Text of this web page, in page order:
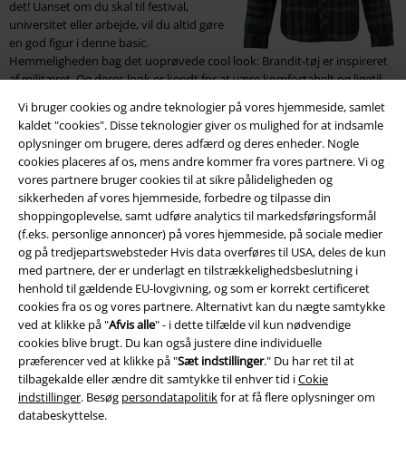
Vi bruger cookies og andre teknologier på vores hjemmeside, samlet
kaldet "cookies". Disse teknologier giver os mulighed for at indsamle
oplysninger om brugere, deres adfærd og deres enheder. Nogle
cookies placeres af os, mens andre kommer fra vores partnere. Vi og
vores partnere bruger cookies til at sikre pålideligheden og
sikkerheden af ​​vores hjemmeside, forbedre og tilpasse din
shoppingoplevelse, samt udføre analytics til markedsføringsformål
(f.eks. personlige annoncer) på vores hjemmeside, på sociale medier
og på tredjepartswebsteder Hvis data overføres til USA, deles de kun
med partnere, der er underlagt en tilstrækkelighedsbeslutning i
henhold til gældende EU-lovgivning, og som er korrekt certificeret
cookies fra os og vores partnere. Alternativt kan du nægte samtykke
ved at klikke på "Afvis alle" - i dette tilfælde vil kun nødvendige
cookies blive brugt. Du kan også justere dine individuelle
præferencer ved at klikke på "Sæt indstillinger." Du har ret til at
tilbagekalde eller ændre dit samtykke til enhver tid iCokie
indstillinger. Besøg persondatapolitikfor at få flere oplysninger om
databeskyttelse.
det! Uanset om du skal til festival,
universitet eller arbejde, vil du altid gøre
en god figur i denne basic.
Hemmeligheden bag det uoprøvede cool look: Brandit-tøj er inspireret
af militæret. Og deres look er kendt for at være komfortabelt og ligetil.
bærekomfort er her på dagsordenen. Tøj til rigtige fyre - og kvinder. Men
det er ikke det hele: Brandit-skjorter er også ekstremt slidstærke og
plejelette og vil helt sikkert ledsage dig i mange sæsoner. Selv efter den
tiende vask sidder dette basistøj stadig som den første dag. Og når vi nu
taler om pasform: casual eller ej - din skjorte skal naturligvis altid passe.
Hvordan kan du finde den rigtige størrelse? Der passer højst en finger
mellem halsen og den (lukkede) krave. Materialet sidder løst på brystet.
Og: Ærmerne skal nå til tommelfingerens grundled.
Bestil Brandit-skjorter nu hos EMP
Op EMP er den nyeste kollektion af Brandit-skjorter kun et par hurtige
klik væk. Oplev toppe til mænd og kvinder i et bredt udvalg af størrelser
og designs og sikre dig din favorit. Vi leverer derefter dit køb til din dør.
Det kunne ikke være nemmere. Lige så nemt: looket fra Brandit. Vil du
have et eksempel? Hvad med en Brandit flannelskjorte i et klassisk
skovmandslook, en grøn ternet skjorte, en model i et cool denimlook
eller en camouflage skjorte? Du kan vælge mellem Brandit-skjorter med